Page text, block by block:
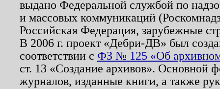
выдано Федеральной службой по
и массовых коммуникаций
Российская Федерация, зарубежные
В 2006 г. проект «Дебри-ДВ» был
соответствии с ФЗ № 125 «Об
ст. 13 «Создание архивов». Основной
журналов, изданные книги, а также